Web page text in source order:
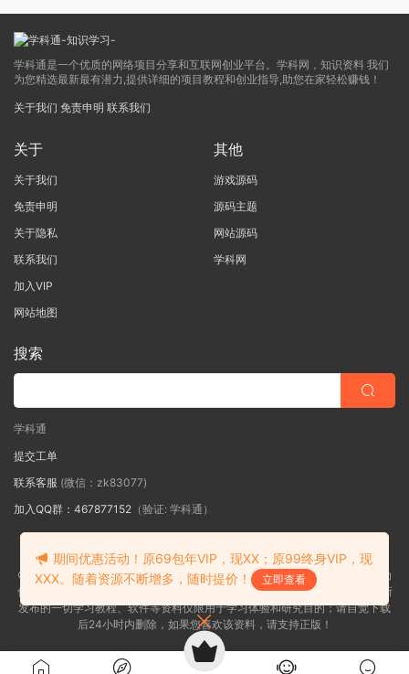
学科通是一个优质的网络项目分享和互联网创业平台。学科网，知识资料 我们
为您精选最新最有潜力,提供详细的项目教程和创业指导,助您在家轻松赚钱！
关于我们 免责申明 联系我们
关于
关于我们
免责申明
关于隐私
联系我们
加入VIP
网站地图
其他
游戏源码
源码主题
网站源码
学科网
搜索
学科通
提交工单
联系客服 (微信：zk83077)
加入QQ群：467877152 （验证: 学科通）
皖ICP备2026016967号-1
©2018-2026学科通网内容全部来自网络，版权争议与本站无关，如果您认为
侵犯了您的合法权益,请联系我们删除，并向所有持版权者致最深歉意！本站所
发布的一切学习教程、软件等资料仅限用于学习体验和研究目的；请自觉下载
后24小时内删除，如果您喜欢该资料，请支持正版！
期间优惠活动！原69包年VIP，现XX；原99终身VIP，现
XXX。随着资源不断增多，随时提价！
立即查看